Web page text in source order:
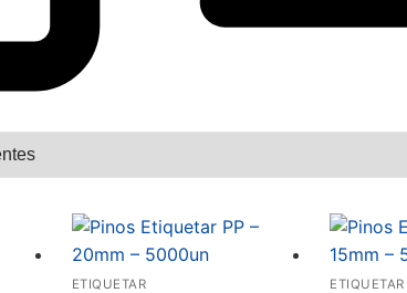
ETIQUETAR ETIQUETAR